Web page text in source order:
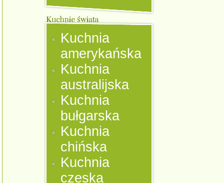
Kuchnia
amerykańska
Kuchnia
australijska
Kuchnia
bułgarska
Kuchnia
chińska
Kuchnia
czeska